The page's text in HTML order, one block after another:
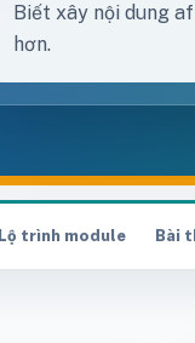
Biết xây nội dung
hơn.
Lộ trình module Bài